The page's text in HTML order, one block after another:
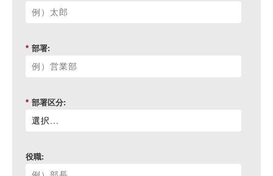
* 部署:
* 部署区分:
役職: